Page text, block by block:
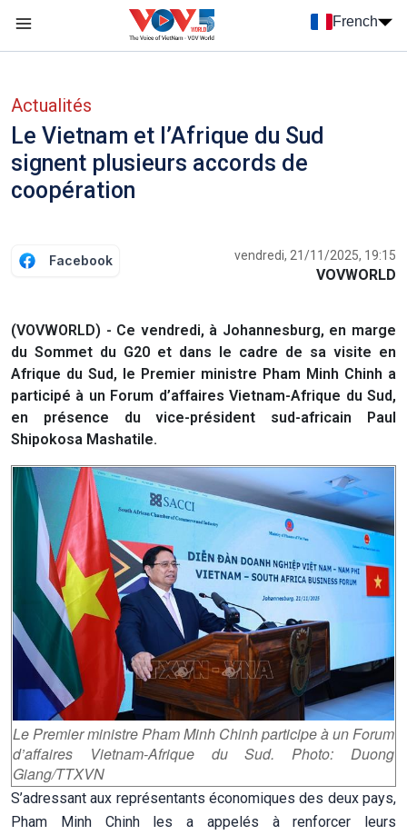
French
Actualités
Le Vietnam et l’Afrique du Sud
signent plusieurs accords de
coopération
Facebook vendredi, 21/11/2025, 19:15
VOVWORLD
(VOVWORLD) - Ce vendredi, à Johannesburg, en marge
du Sommet du G20 et dans le cadre de sa visite en
Afrique du Sud, le Premier ministre Pham Minh Chinh a
participé à un Forum d’affaires Vietnam-Afrique du Sud,
en présence du vice-président sud-africain Paul
Shipokosa Mashatile.
Le Premier ministre Pham Minh Chinh participe à un Forum
d’affaires Vietnam-Afrique du Sud. Photo: Duong
Giang/TTXVN
S’adressant aux représentants économiques des deux pays,
Pham Minh Chinh les a appelés à renforcer leurs